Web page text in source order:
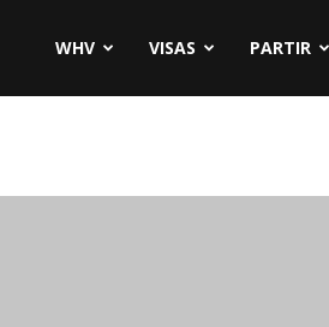
WHV VISAS PARTIR